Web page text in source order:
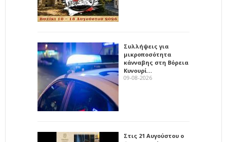
Συλλήψεις για
μικροποσότητα
κάνναβης στη Βόρεια
Κυνουρί…
09-08-2026
Στις 21 Αυγούστου ο